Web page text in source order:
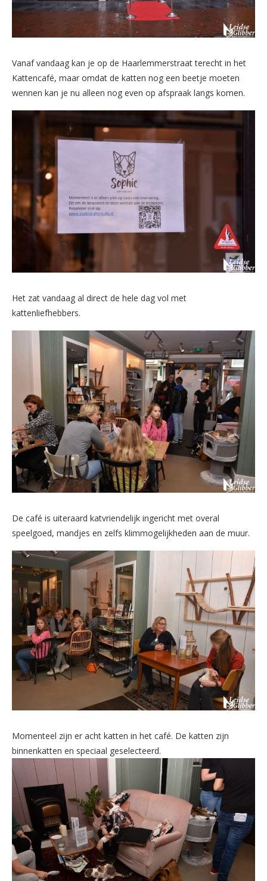
Vanaf vandaag kan je op de Haarlemmerstraat terecht in het
Kattencafé, maar omdat de katten nog een beetje moeten
wennen kan je nu alleen nog even op afspraak langs komen.
Het zat vandaag al direct de hele dag vol met
kattenliefhebbers.
De café is uiteraard katvriendelijk ingericht met overal
speelgoed, mandjes en zelfs klimmogelijkheden aan de muur.
Momenteel zijn er acht katten in het café. De katten zijn
binnenkatten en speciaal geselecteerd.